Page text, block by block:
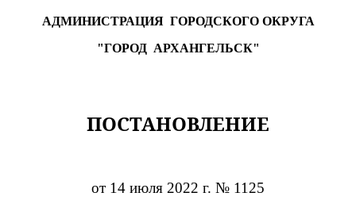
АДМИНИСТРАЦИЯ ГОРОДСКОГО ОКРУГА
"ГОРОД АРХАНГЕЛЬСК"
ПОСТАНОВЛЕНИЕ
от 14 июля 2022 г. № 1125